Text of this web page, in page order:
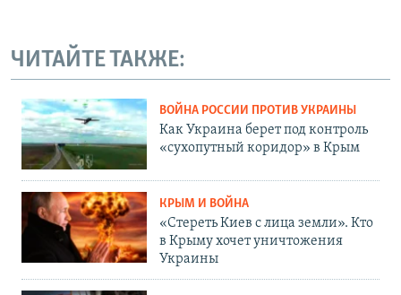
ЧИТАЙТЕ ТАКЖЕ:
ВОЙНА РОССИИ ПРОТИВ УКРАИНЫ
Как Украина берет под контроль
«сухопутный коридор» в Крым
КРЫМ И ВОЙНА
«Стереть Киев с лица земли». Кто
в Крыму хочет уничтожения
Украины